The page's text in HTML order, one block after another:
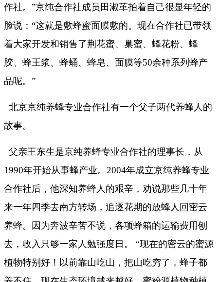
作社。”京纯合作社成员田淑革拍着自己很显年轻的
脸说：“这就是敷蜂蜜面膜敷的。现在合作社已带领
着大家开发和销售了荆花蜜、巢蜜、蜂花粉、蜂
胶、蜂王浆、蜂蛹、蜂皂、面膜等50余种系列蜂产
品呢。”
北京京纯养蜂专业合作社有一个父子两代养蜂人的
故事。
父亲王东生是京纯养蜂专业合作社的理事长，从
1990年开始从事蜂产业。 2004年成立京纯养蜂专业
合作社后，他深知养蜂人的艰辛，劝说那些几十年
来一年四季去南方转场，追逐花期的放蜂人回密云
养蜂。因为奔波辛苦不说，各项蜂箱的运输费用刨
去，收入只够一家人勉强度日。 “现在的密云的蜜源
植物特别好！以前靠山吃山，把山吃穷了，蜂子都